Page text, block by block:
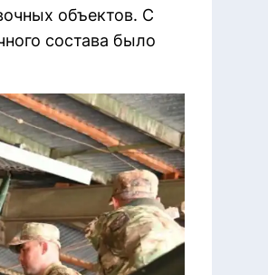
объектов. С
состава было